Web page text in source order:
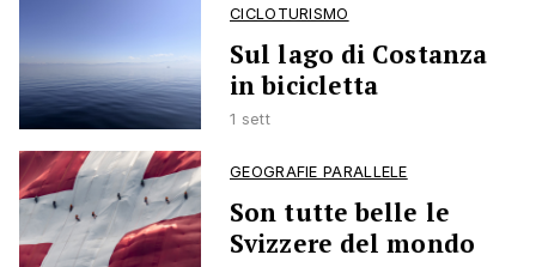
CICLOTURISMO
Sul lago di Costanza
in bicicletta
1 sett
GEOGRAFIE PARALLELE
Son tutte belle le
Svizzere del mondo